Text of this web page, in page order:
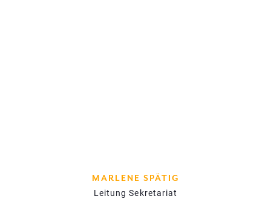
MARLENE SPÄTIG
Leitung Sekretariat